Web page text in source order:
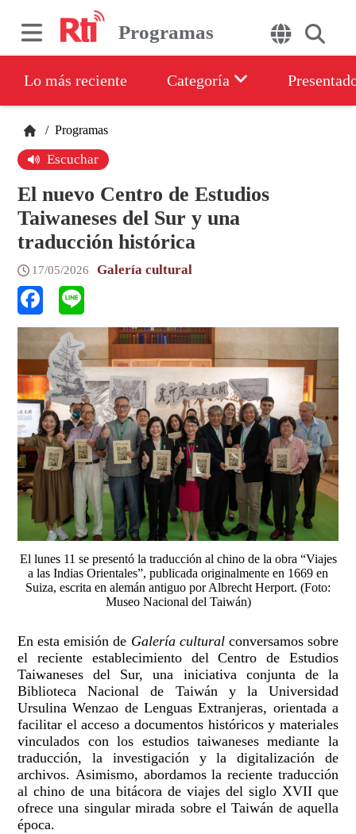
Programas
Lo más reciente Categoría
/ Programas
Escuchar
El nuevo Centro de Estudios
Taiwaneses del Sur y una
traducción histórica
17/05/2026 Galería cultural
El lunes 11 se presentó la traducción al chino de la obra “Viajes
a las Indias Orientales”, publicada originalmente en 1669 en
Suiza, escrita en alemán antiguo por Albrecht Herport. (Foto:
Museo Nacional del Taiwán)
En esta emisión de Galería culturalconversamos sobre
el reciente establecimiento del Centro de Estudios
Taiwaneses del Sur, una iniciativa conjunta de la
Biblioteca Nacional de Taiwán y la Universidad
Ursulina Wenzao de Lenguas Extranjeras, orientada a
facilitar el acceso a documentos históricos y materiales
vinculados con los estudios taiwaneses mediante la
traducción, la investigación y la digitalización de
archivos. Asimismo, abordamos la reciente traducción
al chino de una bitácora de viajes del siglo XVII que
ofrece una singular mirada sobre el Taiwán de aquella
época.